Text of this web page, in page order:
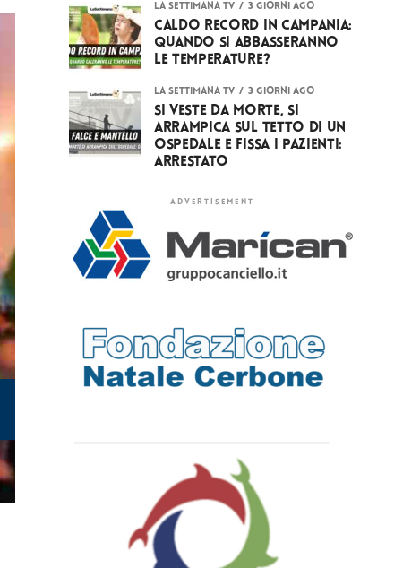
LA SETTIMANA TV 3 giorni ago
Caldo record in Campania:
quando si abbasseranno
le temperature?
LA SETTIMANA TV 3 giorni ago
Si veste da Morte, si
arrampica sul tetto di un
ospedale e fissa i pazienti:
arrestato
ADVERTISEMENT